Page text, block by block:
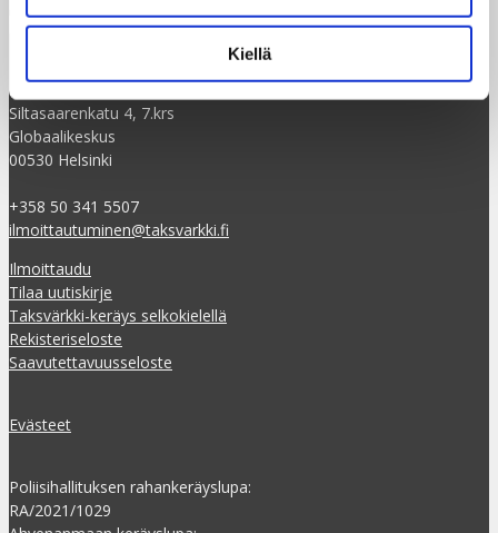
Kiellä
Dagsverke rf
Siltasaarenkatu 4, 7.krs
Globaalikeskus
00530 Helsinki
+358 50 341 5507
ilmoittautuminen@taksvarkki.fi
Ilmoittaudu
Tilaa uutiskirje
Taksvärkki-keräys selkokielellä
Rekisteriseloste
Saavutettavuusseloste
Evästeet
Poliisihallituksen rahankeräyslupa:
RA/2021/1029